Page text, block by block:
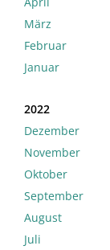
März
Februar
Januar
2022
Dezember
November
Oktober
September
August
Juli